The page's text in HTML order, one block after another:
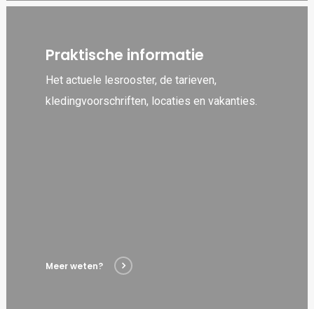
Praktische informatie
Het actuele lesrooster, de tarieven,
kledingvoorschriften, locaties en vakanties.
Meer weten?